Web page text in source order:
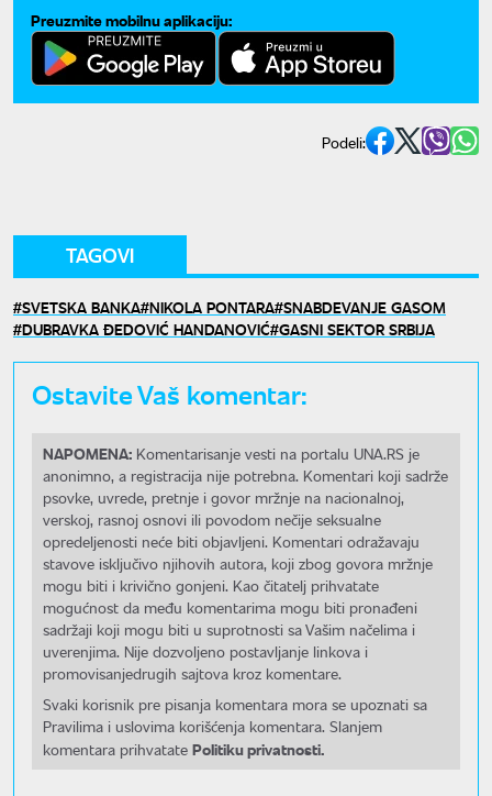
Preuzmite mobilnu aplikaciju:
Podeli:
TAGOVI
SVETSKA BANKA NIKOLA PONTARA SNABDEVANJE GASOM
DUBRAVKA ĐEDOVIĆ HANDANOVIĆ GASNI SEKTOR SRBIJA
Ostavite Vaš komentar:
NAPOMENA: Komentarisanje vesti na portalu UNA.RS je
anonimno, a registracija nije potrebna. Komentari koji sadrže
psovke, uvrede, pretnje i govor mržnje na nacionalnoj,
verskoj, rasnoj osnovi ili povodom nečije seksualne
opredeljenosti neće biti objavljeni. Komentari odražavaju
stavove isključivo njihovih autora, koji zbog govora mržnje
mogu biti i krivično gonjeni. Kao čitatelj prihvatate
mogućnost da među komentarima mogu biti pronađeni
sadržaji koji mogu biti u suprotnosti sa Vašim načelima i
uverenjima. Nije dozvoljeno postavljanje linkova i
promovisanjedrugih sajtova kroz komentare.
Svaki korisnik pre pisanja komentara mora se upoznati sa
Pravilima i uslovima korišćenja komentara. Slanjem
komentara prihvatate Politiku privatnosti.